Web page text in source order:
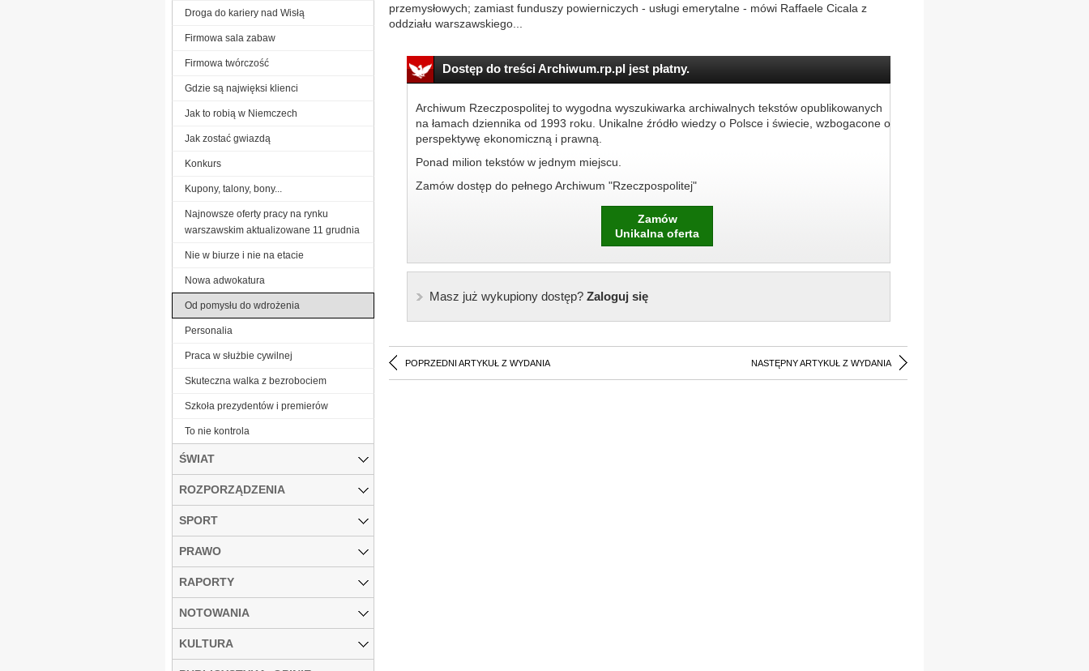
przemysłowych; zamiast funduszy powierniczych - usługi emerytalne - mówi Raffaele Cicala z
oddziału warszawskiego...
Dostęp do treści Archiwum.rp.pl jest płatny.
Archiwum Rzeczpospolitej to wygodna wyszukiwarka archiwalnych tekstów opublikowanych
na łamach dziennika od 1993 roku. Unikalne źródło wiedzy o Polsce i świecie, wzbogacone o
perspektywę ekonomiczną i prawną.
Ponad milion tekstów w jednym miejscu.
Zamów dostęp do pełnego Archiwum "Rzeczpospolitej"
Zamów
Unikalna oferta
Masz już wykupiony dostęp?Zaloguj się
POPRZEDNI ARTYKUŁ Z WYDANIA NASTĘPNY ARTYKUŁ Z WYDANIA
Droga do kariery nad Wisłą
Firmowa sala zabaw
Firmowa twórczość
Gdzie są najwięksi klienci
Jak to robią w Niemczech
Jak zostać gwiazdą
Konkurs
Kupony, talony, bony...
Najnowsze oferty pracy na rynku
warszawskim aktualizowane 11 grudnia
Nie w biurze i nie na etacie
Nowa adwokatura
Od pomysłu do wdrożenia
Personalia
Praca w służbie cywilnej
Skuteczna walka z bezrobociem
Szkoła prezydentów i premierów
To nie kontrola
ŚWIAT
ROZPORZĄDZENIA
SPORT
PRAWO
RAPORTY
NOTOWANIA
KULTURA